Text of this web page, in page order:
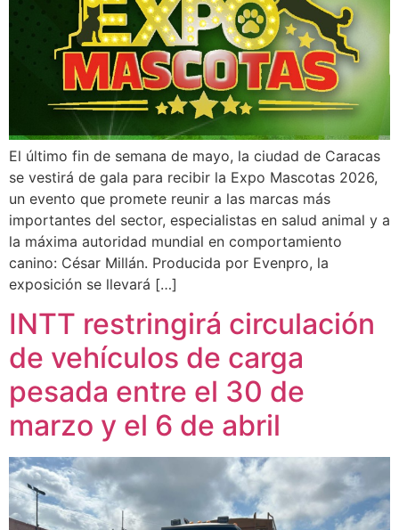
El último fin de semana de mayo, la ciudad de Caracas
se vestirá de gala para recibir la Expo Mascotas 2026,
un evento que promete reunir a las marcas más
importantes del sector, especialistas en salud animal y a
la máxima autoridad mundial en comportamiento
canino: César Millán. Producida por Evenpro, la
exposición se llevará […]
INTT restringirá circulación
de vehículos de carga
pesada entre el 30 de
marzo y el 6 de abril